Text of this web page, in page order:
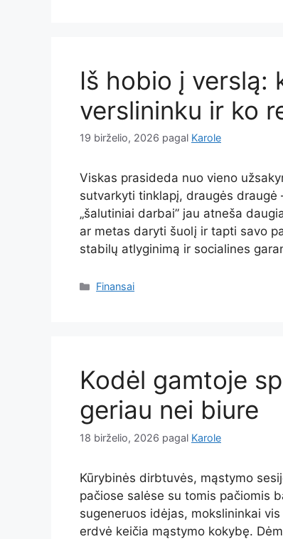
Iš hobio į verslą:
verslininku ir ko
19 birželio, 2026 pagal Karole
Viskas prasideda nuo vieno
sutvarkyti tinklapį, draugės
„šalutiniai darbai” jau atneša
ar metas daryti šuolį ir tapti savo
stabilų atlyginimą ir socialines
Kategorijos
Finansai
Kodėl gamtoje
geriau nei biure
18 birželio, 2026 pagal Karole
Kūrybinės dirbtuvės, mąstymo
pačiose salėse su tomis pačiomis
sugeneruos idėjas, mokslininkai
erdvė keičia mąstymo kokybę.